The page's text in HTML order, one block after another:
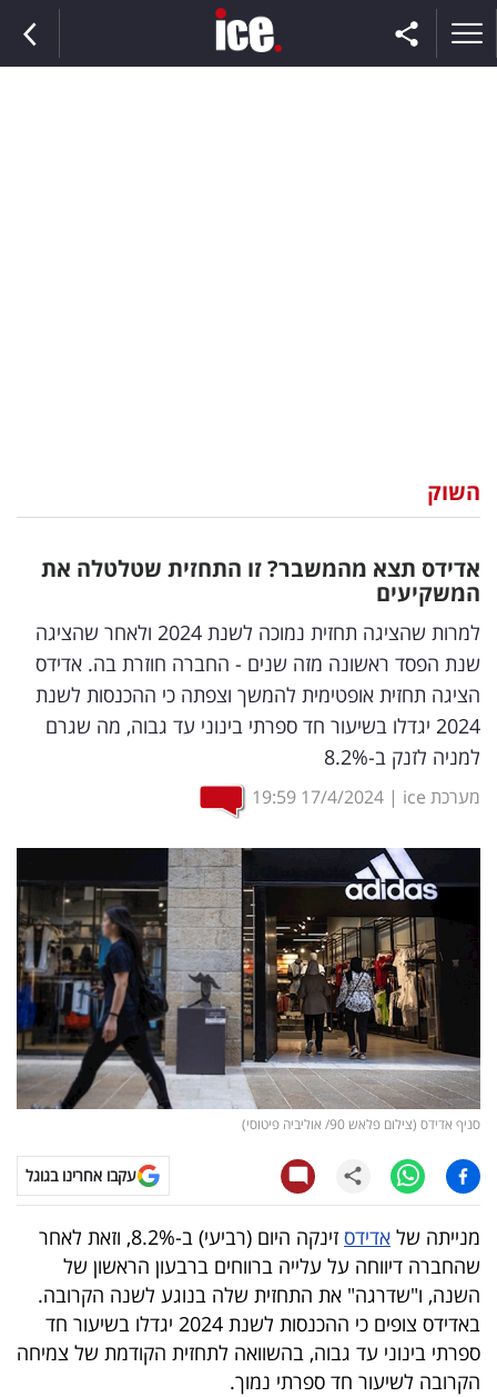
וצרכנות
דיגיטל
וטק
שיווק
ופרסום
משפט
ומחקרים
דעות
רכילות
עסקית
קריפטו
ויראלי
עסקי
ספורט
קריירה
ולימודים
מינויים
השוק
אדידס תצא מהמשבר? זו התחזית שטלטלה את
המשקיעים
למרות שהציגה תחזית נמוכה לשנת 2024 ולאחר שהציגה
שנת הפסד ראשונה מזה שנים - החברה חוזרת בה. אדידס
הציגה תחזית אופטימית להמשך וצפתה כי ההכנסות לשנת
2024 יגדלו בשיעור חד ספרתי בינוני עד גבוה, מה שגרם
למניה לזנק ב-8.2%
מערכת ice |
17/4/2024
19:59
סניף אדידס (צילום פלאש 90/ אוליביה פיטוסי)
עקבו אחרינו בגוגל
מנייתה של אדידס
זינקה היום (רביעי) ב-8.2%, וזאת לאחר
שהחברה דיווחה על עלייה ברווחים ברבעון הראשון של
השנה, ו"שדרגה" את התחזית שלה בנוגע לשנה הקרובה.
באדידס צופים כי ההכנסות לשנת 2024 יגדלו בשיעור חד
ספרתי בינוני עד גבוה, בהשוואה לתחזית הקודמת של צמיחה
הקרובה לשיעור חד ספרתי נמוך.